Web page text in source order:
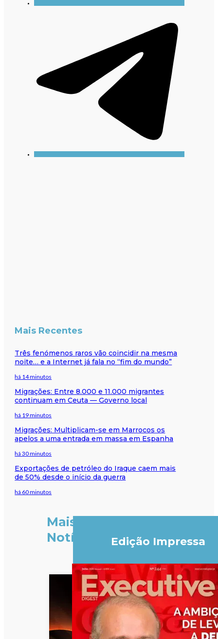
Mais Recentes
Três fenómenos raros vão coincidir na mesma
noite… e a Internet já fala no “fim do mundo”
há 14 minutos
Migrações: Entre 8.000 e 11.000 migrantes
continuam em Ceuta — Governo local
há 19 minutos
Migrações: Multiplicam-se em Marrocos os
apelos a uma entrada em massa em Espanha
há 30 minutos
Exportações de petróleo do Iraque caem mais
de 50% desde o início da guerra
há 60 minutos
Mais
Notícias
Edição Impressa